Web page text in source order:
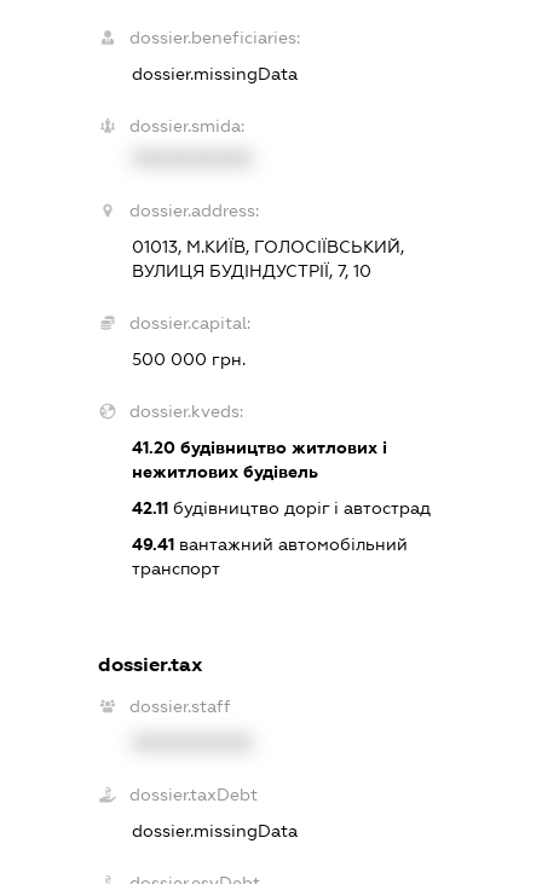
dossier.beneficiaries:
dossier.missingData
dossier.smida:
dossier.address:
01013, М.КИЇВ, ГОЛОСІЇВСЬКИЙ,
ВУЛИЦЯ БУДІНДУСТРІЇ, 7, 10
dossier.capital:
500 000 грн.
dossier.kveds:
41.20будівництво житлових і
нежитлових будівель
42.11будівництво доріг і автострад
49.41вантажний автомобільний
транспорт
dossier.tax
dossier.staff
dossier.taxDebt
dossier.missingData